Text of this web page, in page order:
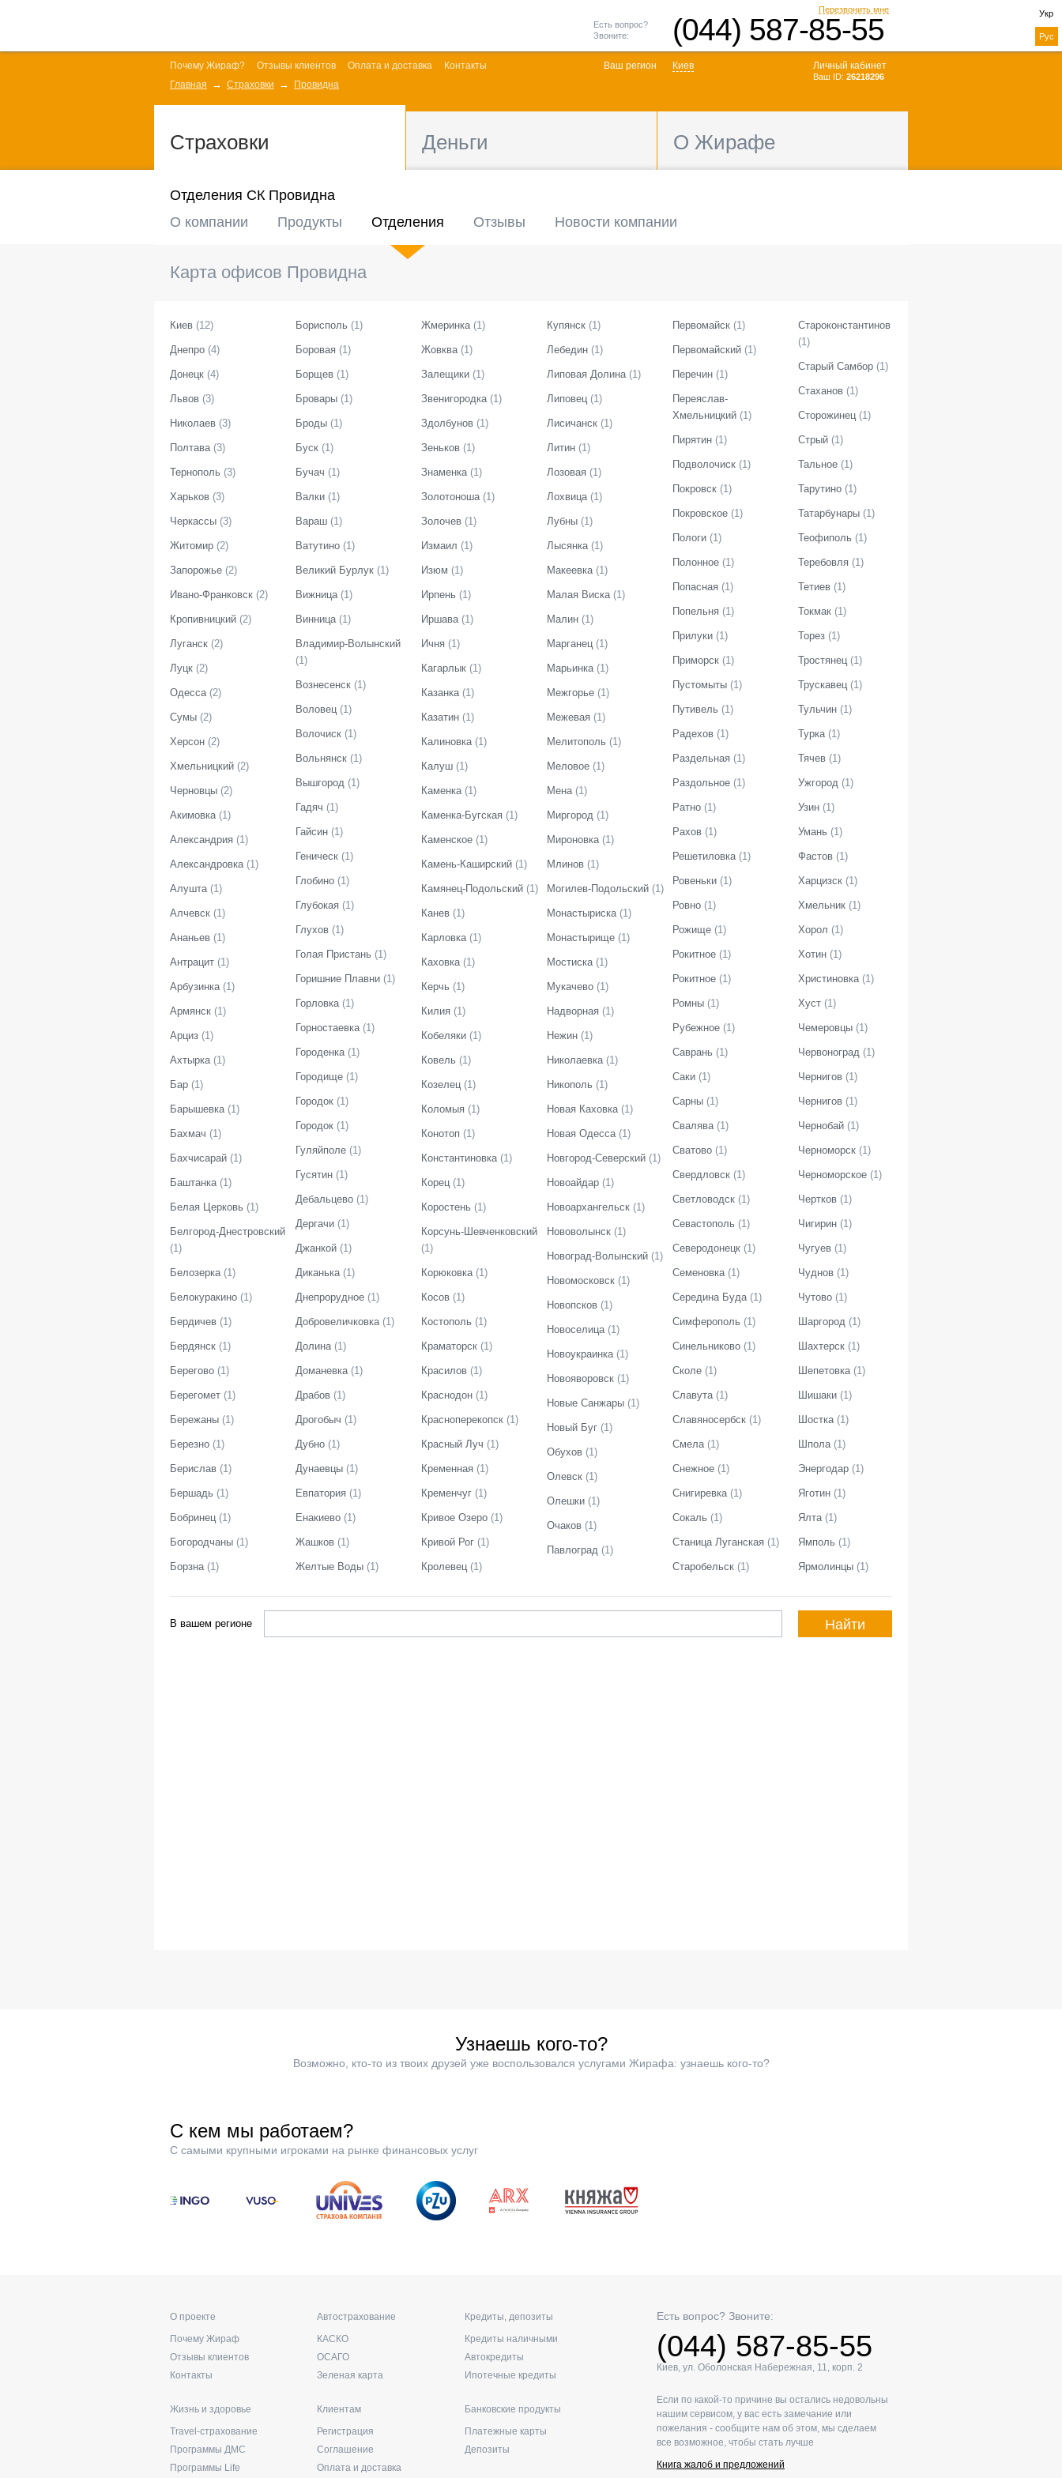
Перезвонить мне
(044) 587-85-55
Есть вопрос?
Звоните:
Почему Жираф? Отзывы клиентов Оплата и доставка
Контакты
Главная
Страховки Провидна
Личный кабинет
Ваш ID: 26218296
Ваш регион Киев
Укр
Рус
Страховки Деньги О Жирафе
Отделения СК Провидна
О компании
Продукты Отделения Отзывы Новости компании
Карта офисов Провидна
Киев (12)
Днепро (4)
Донецк (4)
Львов (3)
Николаев (3)
Полтава(3)
Тернополь (3)
Харьков (3)
Черкассы (3)
Житомир (2)
Запорожье (2)
Ивано-Франковск (2)
Кропивницкий (2)
Луганск (2)
Луцк (2)
Одесса(2)
Сумы (2)
Херсон (2)
Хмельницкий (2)
Черновцы (2)
Акимовка(1)
Александрия (1)
Александровка(1)
Алушта(1)
Алчевск (1)
Ананьев (1)
Антрацит (1)
Арбузинка(1)
Армянск (1)
Арциз (1)
Ахтырка(1)
Бар (1)
Барышевка(1)
Бахмач (1)
Бахчисарай (1)
Баштанка(1)
Белая Церковь (1)
Белгород-Днестровский
(1)
Белозерка(1)
Белокуракино (1)
Бердичев (1)
Бердянск (1)
Берегово (1)
Берегомет (1)
Бережаны (1)
Березно (1)
Берислав (1)
Бершадь (1)
Бобринец (1)
Богородчаны (1)
Борзна(1)
Борисполь (1)
Боровая (1)
Борщев (1)
Бровары (1)
Броды (1)
Буск (1)
Бучач (1)
Валки (1)
Вараш (1)
Ватутино (1)
Великий Бурлук (1)
Вижница(1)
Винница(1)
Владимир-Волынский
(1)
Вознесенск (1)
Воловец (1)
Волочиск (1)
Вольнянск (1)
Вышгород (1)
Гадяч (1)
Гайсин (1)
Геническ (1)
Глобино (1)
Глубокая (1)
Глухов (1)
Голая Пристань (1)
Горишние Плавни (1)
Горловка(1)
Горностаевка(1)
Городенка(1)
Городище (1)
Городок (1)
Городок (1)
Гуляйполе (1)
Гусятин (1)
Дебальцево (1)
Дергачи (1)
Джанкой (1)
Диканька(1)
Днепрорудное (1)
Добровеличковка(1)
Долина(1)
Доманевка(1)
Драбов (1)
Дрогобыч (1)
Дубно (1)
Дунаевцы (1)
Евпатория (1)
Енакиево (1)
Жашков (1)
Желтые Воды (1)
Жмеринка(1)
Жовква(1)
Залещики (1)
Звенигородка(1)
Здолбунов (1)
Зеньков (1)
Знаменка(1)
Золотоноша(1)
Золочев (1)
Измаил (1)
Изюм (1)
Ирпень (1)
Иршава(1)
Ичня (1)
Кагарлык (1)
Казанка(1)
Казатин (1)
Калиновка(1)
Калуш (1)
Каменка(1)
Каменка-Бугская (1)
Каменское (1)
Камень-Каширский (1)
Камянец-Подольский (1)
Канев (1)
Карловка(1)
Каховка(1)
Керчь (1)
Килия (1)
Кобеляки (1)
Ковель (1)
Козелец (1)
Коломыя (1)
Конотоп (1)
Константиновка(1)
Корец (1)
Коростень (1)
Корсунь-Шевченковский
(1)
Корюковка(1)
Косов (1)
Костополь (1)
Краматорск (1)
Красилов (1)
Краснодон (1)
Красноперекопск (1)
Красный Луч (1)
Кременная (1)
Кременчуг (1)
Кривое Озеро (1)
Кривой Рог (1)
Кролевец (1)
Купянск (1)
Лебедин (1)
Липовая Долина(1)
Липовец (1)
Лисичанск (1)
Литин (1)
Лозовая (1)
Лохвица(1)
Лубны (1)
Лысянка(1)
Макеевка(1)
Малая Виска(1)
Малин (1)
Марганец (1)
Марьинка(1)
Межгорье (1)
Межевая (1)
Мелитополь (1)
Меловое (1)
Мена(1)
Миргород (1)
Мироновка(1)
Млинов (1)
Могилев-Подольский (1)
Монастыриска(1)
Монастырище (1)
Мостиска(1)
Мукачево (1)
Надворная (1)
Нежин (1)
Николаевка(1)
Никополь (1)
Новая Каховка(1)
Новая Одесса(1)
Новгород-Северский (1)
Новоайдар (1)
Новоархангельск (1)
Нововолынск (1)
Новоград-Волынский (1)
Новомосковск (1)
Новопсков (1)
Новоселица(1)
Новоукраинка(1)
Новояворовск (1)
Новые Санжары (1)
Новый Буг (1)
Обухов (1)
Олевск (1)
Олешки (1)
Очаков (1)
Павлоград (1)
Первомайск (1)
Первомайский (1)
Перечин (1)
Переяслав-
Хмельницкий (1)
Пирятин (1)
Подволочиск (1)
Покровск (1)
Покровское (1)
Пологи (1)
Полонное (1)
Попасная (1)
Попельня (1)
Прилуки (1)
Приморск (1)
Пустомыты (1)
Путивель (1)
Радехов (1)
Раздельная (1)
Раздольное (1)
Ратно (1)
Рахов (1)
Решетиловка(1)
Ровеньки (1)
Ровно (1)
Рожище (1)
Рокитное (1)
Рокитное (1)
Ромны (1)
Рубежное (1)
Саврань (1)
Саки (1)
Сарны (1)
Свалява(1)
Сватово (1)
Свердловск (1)
Светловодск (1)
Севастополь (1)
Северодонецк (1)
Семеновка(1)
Середина Буда(1)
Симферополь (1)
Синельниково (1)
Сколе (1)
Славута(1)
Славяносербск (1)
Смела(1)
Снежное (1)
Снигиревка(1)
Сокаль (1)
Станица Луганская (1)
Старобельск (1)
Староконстантинов
(1)
Старый Самбор (1)
Стаханов (1)
Сторожинец (1)
Стрый (1)
Тальное (1)
Тарутино (1)
Татарбунары (1)
Теофиполь (1)
Теребовля (1)
Тетиев (1)
Токмак (1)
Торез (1)
Тростянец (1)
Трускавец (1)
Тульчин (1)
Турка(1)
Тячев (1)
Ужгород (1)
Узин (1)
Умань (1)
Фастов (1)
Харцизск (1)
Хмельник (1)
Хорол (1)
Хотин (1)
Христиновка(1)
Хуст (1)
Чемеровцы (1)
Червоноград (1)
Чернигов (1)
Чернигов (1)
Чернобай (1)
Черноморск (1)
Черноморское (1)
Чертков (1)
Чигирин (1)
Чугуев (1)
Чуднов (1)
Чутово (1)
Шаргород (1)
Шахтерск (1)
Шепетовка(1)
Шишаки (1)
Шостка(1)
Шпола(1)
Энергодар (1)
Яготин (1)
Ялта(1)
Ямполь (1)
Ярмолинцы (1)
В вашем регионе Найти
Узнаешь кого-то?
Возможно, кто-то из твоих друзей уже воспользовался услугами Жирафа: узнаешь кого-то?
С кем мы работаем?
С самыми крупными игроками на рынке финансовых услуг
О проекте
Почему Жираф
Отзывы клиентов
Контакты
Автострахование
КАСКО
ОСАГО
Зеленая карта
Кредиты, депозиты
Кредиты наличными
Автокредиты
Ипотечные кредиты
Жизнь и здоровье
Travel-страхование
Программы ДМС
Программы Life
Клиентам
Регистрация
Соглашение
Оплата и доставка
Банковские продукты
Платежные карты
Депозиты
Есть вопрос? Звоните:
(044) 587-85-55
Киев, ул. Оболонская Набережная, 11, корп. 2
Если по какой-то причине вы остались недовольны
нашим сервисом, у вас есть замечание или
пожелания - сообщите нам об этом, мы сделаем
все возможное, чтобы стать лучше
Книга жалоб и предложений